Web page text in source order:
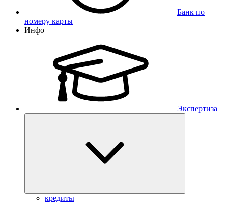
Банк по
номеру карты
Инфо
Экспертиза
кредиты